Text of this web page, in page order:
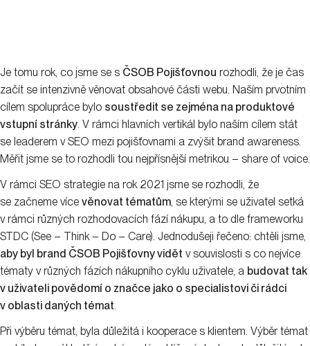
Je tomu rok, co jsme se s ČSOB Pojišťovnou rozhodli, že je čas
začít se intenzivně věnovat obsahové části webu. Naším prvotním
cílem spolupráce bylo soustředit se zejména na produktové
vstupní stránky . V rámci hlavních vertikál bylo naším cílem stát
se leaderem v SEO mezi pojišťovnami a zvýšit brand awareness.
Měřit jsme se to rozhodli tou nejpřísnější metrikou – share of voice.
V rámci SEO strategie na rok 2021 jsme se rozhodli, že
se začneme více věnovat tématům , se kterými se uživatel setká
v rámci různých rozhodovacích fází nákupu, a to dle frameworku
STDC (See – Think – Do – Care). Jednodušeji řečeno: chtěli jsme,
aby byl brand ČSOB Pojišťovny vidět v souvislosti s co nejvíce
tématy v různých fázích nákupního cyklu uživatele, a budovat tak
v uživateli povědomí o značce jako o specialistovi či rádci
v oblasti daných témat
Při výběru témat, byla důležitá i kooperace s klientem. Výběr témat